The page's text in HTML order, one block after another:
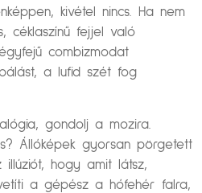
kivétel nincs. Ha nem
céklaszínű fejjel való
combizmodat
a lufid szét fog
gondolj a mozira.
Állóképek gyorsan pörgetett
hogy amit látsz,
a gépész a hófehér falra,